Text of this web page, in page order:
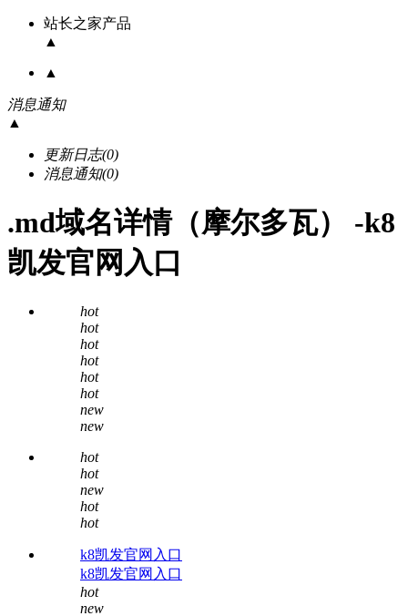
站长之家产品
▲
▲
消息通知
▲
更新日志(0)
消息通知(0)
.md域名详情（摩尔多瓦） -k8
凯发官网入口
hot
hot
hot
hot
hot
hot
new
new
hot
hot
new
hot
hot
k8凯发官网入口
k8凯发官网入口
hot
new